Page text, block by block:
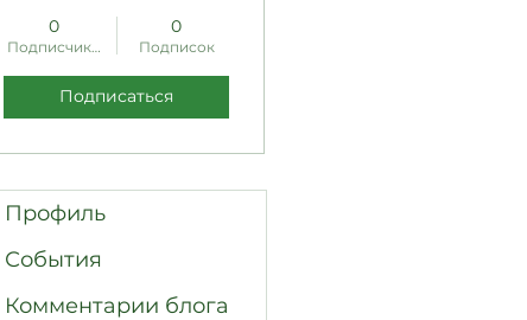
0
Подписчиков
0
Подписок
Подписаться
Профиль
События
Комментарии блога